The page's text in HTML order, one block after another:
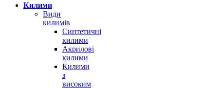
Килими
Види
килимів
Синтетичні
килими
Акрилові
килими
Килими
з
високим